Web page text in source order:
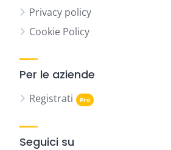
Privacy policy
Cookie Policy
Per le aziende
Registrati
Seguici su